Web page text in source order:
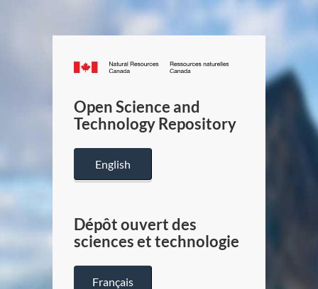
Canada.ca
/
Canada
Open Science and
Technology Repository
English
Dépôt ouvert des
sciences et technologie
Français